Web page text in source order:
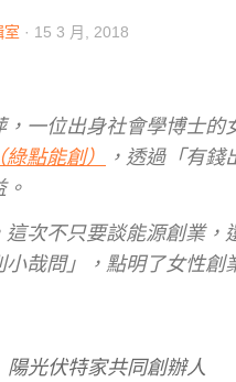
室 · 15 3 月, 2018
，一位出身社會學博士
點能創）
，透過「有
。
這次不只要談能源創業
小哉問」，點明了女性
光伏特家共同創辦人